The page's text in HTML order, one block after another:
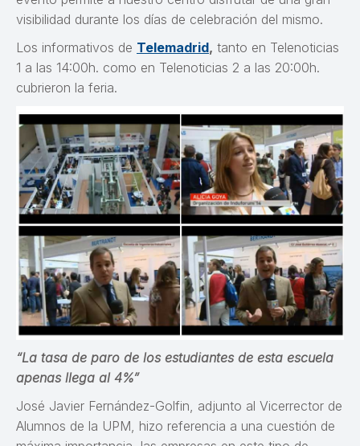
visibilidad durante los días de celebración del mismo.
Los informativos de Telemadrid, tanto en Telenoticias
1 a las 14:00h. como en Telenoticias 2 a las 20:00h.
cubrieron la feria.
“La tasa de paro de los estudiantes de esta escuela
apenas llega al 4%”
José Javier Fernández-Golfin, adjunto al Vicerrector de
Alumnos de la UPM, hizo referencia a una cuestión de